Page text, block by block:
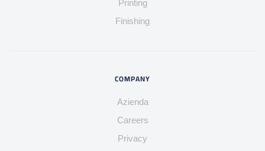
Printing
Finishing
COMPANY
Azienda
Careers
Privacy